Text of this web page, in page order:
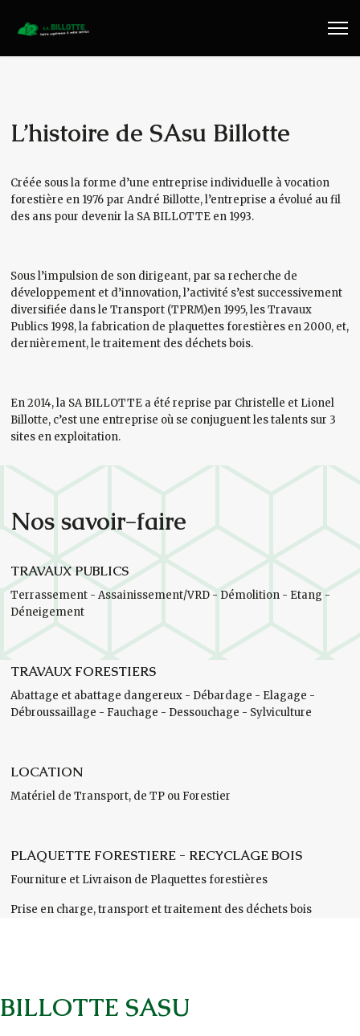
Travaux Forestiers
Traitement de Déchets Bois
Contact
L’histoire de SAsu Billotte
Créée sous la forme d’une entreprise individuelle à vocation
forestière en 1976 par André Billotte, l’entreprise a évolué au fil
des ans pour devenir la SA BILLOTTE en 1993.
Sous l’impulsion de son dirigeant, par sa recherche de
développement et d’innovation, l’activité s’est successivement
diversifiée dans le Transport (TPRM)en 1995, les Travaux
Publics 1998, la fabrication de plaquettes forestières en 2000, et,
dernièrement, le traitement des déchets bois.
En 2014, la SA BILLOTTE a été reprise par Christelle et Lionel
Billotte, c’est une entreprise où se conjuguent les talents sur 3
sites en exploitation.
Nos savoir-faire
TRAVAUX PUBLICS
Terrassement - Assainissement/VRD - Démolition - Etang -
Déneigement
TRAVAUX FORESTIERS
Abattage et abattage dangereux - Débardage - Elagage -
Débroussaillage - Fauchage - Dessouchage - Sylviculture
LOCATION
Matériel de Transport, de TP ou Forestier
PLAQUETTE FORESTIERE - RECYCLAGE BOIS
Fourniture et Livraison de Plaquettes forestières
Prise en charge, transport et traitement des déchets bois
BILLOTTE SASU